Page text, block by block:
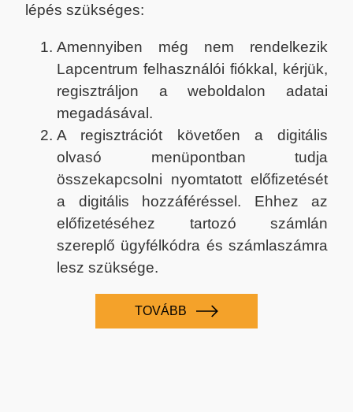
lépés szükséges:
Amennyiben még nem rendelkezik
Lapcentrum felhasználói fiókkal, kérjük,
regisztráljon a weboldalon adatai
megadásával.
A regisztrációt követően a digitális
olvasó menüpontban tudja
összekapcsolni nyomtatott előfizetését
a digitális hozzáféréssel. Ehhez az
előfizetéséhez tartozó számlán
szereplő ügyfélkódra és számlaszámra
lesz szüksége.
TOVÁBB